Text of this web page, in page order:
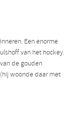
Een enorme
van het hockey.
de gouden
woonde daar met